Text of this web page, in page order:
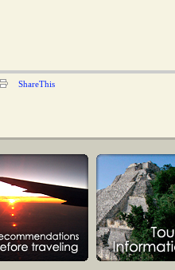
ShareThis